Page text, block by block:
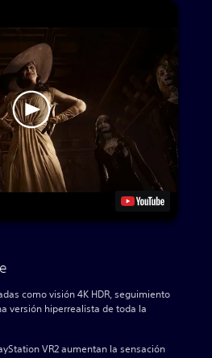
como visión 4K HDR, seguimiento
versión hiperrealista de toda la
VR2 aumentan la sensación